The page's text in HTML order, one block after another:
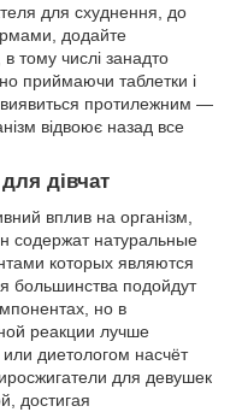
для схуднення, до
додайте
тому числі занадто
приймаючи таблетки і
виявиться протилежним —
відвоює назад все
дівчат
вплив на організм,
содержат натуральные
которых являются
большинства подойдут
но в
реакции лучше
диетологом насчёт
для девушек
достигая